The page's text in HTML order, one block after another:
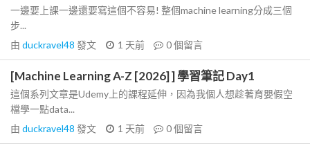
一邊要上課一邊還要寫這個不容易! 整個machine learning分成三個
步...
由 duckravel48 發文 1 天前 0個留言
[Machine Learning A-Z [2026] ] 學習筆記 Day1
這個系列文章是Udemy上的課程延伸，因為我個人想趁著育嬰假空
檔學一點data...
由 duckravel48 發文 1 天前 0個留言